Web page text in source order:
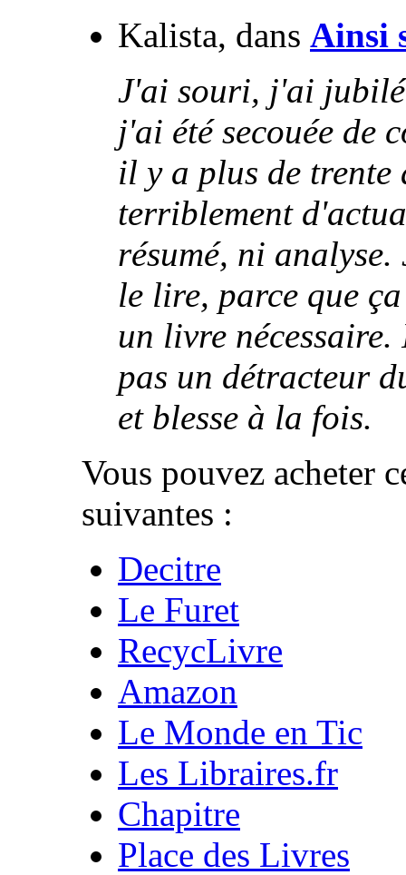
Kalista, dans Ainsi
J'ai souri, j'ai
j'ai été secouée de
il y a plus de trente
terriblement
résumé, ni analyse.
le lire, parce que
un livre
pas un détracteur
et blesse à la fois.
Vous pouvez acheter
suivantes :
Decitre
Le Furet
RecycLivre
Amazon
Le Monde en Tic
Les Libraires.fr
Chapitre
Place des Livres